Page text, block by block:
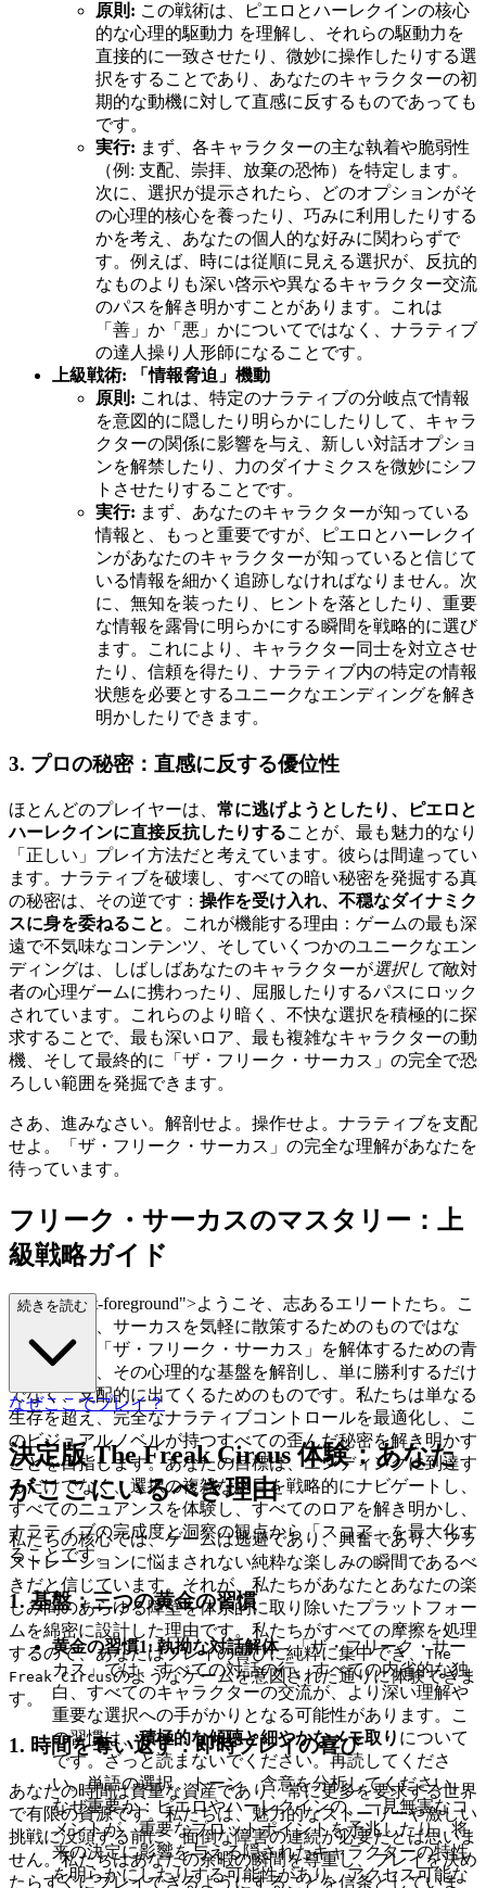
原則: この戦術は、ピエロとハーレクインの核心
的な心理的駆動力 を理解し、それらの駆動力を
直接的に一致させたり、微妙に操作したりする選
択をすることであり、あなたのキャラクターの初
期的な動機に対して直感に反するものであっても
です。
実行: まず、各キャラクターの主な執着や脆弱性
（例: 支配、崇拝、放棄の恐怖）を特定します。
次に、選択が提示されたら、どのオプションがそ
の心理的核心を養ったり、巧みに利用したりする
かを考え、あなたの個人的な好みに関わらずで
す。例えば、時には従順に見える選択が、反抗的
なものよりも深い啓示や異なるキャラクター交流
のパスを解き明かすことがあります。これは
「善」か「悪」かについてではなく、ナラティブ
の達人操り人形師になることです。
上級戦術: 「情報脅迫」機動
原則: これは、特定のナラティブの分岐点で情報
を意図的に隠したり明らかにしたりして、キャラ
クターの関係に影響を与え、新しい対話オプショ
ンを解禁したり、力のダイナミクスを微妙にシフ
トさせたりすることです。
実行: まず、あなたのキャラクターが知っている
情報と、もっと重要ですが、ピエロとハーレクイ
ンがあなたのキャラクターが知っていると信じて
いる情報を細かく追跡しなければなりません。次
に、無知を装ったり、ヒントを落としたり、重要
な情報を露骨に明らかにする瞬間を戦略的に選び
ます。これにより、キャラクター同士を対立させ
たり、信頼を得たり、ナラティブ内の特定の情報
状態を必要とするユニークなエンディングを解き
明かしたりできます。
3. プロの秘密：直感に反する優位性
ほとんどのプレイヤーは、 常に逃げようとしたり、ピエロと
ハーレクインに直接反抗したりすることが、最も魅力的なり
「正しい」プレイ方法だと考えています。彼らは間違ってい
ます。ナラティブを破壊し、すべての暗い秘密を発掘する真
の秘密は、その逆です： 操作を受け入れ、不穏なダイナミク
スに身を委ねること 。これが機能する理由：ゲームの最も深
遠で不気味なコンテンツ、そしていくつかのユニークなエン
ディングは、しばしばあなたのキャラクターが選択して敵対
者の心理ゲームに携わったり、屈服したりするパスにロック
されています。これらのより暗く、不快な選択を積極的に探
求することで、最も深いロア、最も複雑なキャラクターの動
機、そして最終的に「ザ・フリーク・サーカス」の完全で恐
ろしい範囲を発掘できます。
さあ、進みなさい。解剖せよ。操作せよ。ナラティブを支配
せよ。「ザ・フリーク・サーカス」の完全な理解があなたを
待っています。
フリーク・サーカスのマスタリー：上
級戦略ガイド
s="mb-4 text-foreground">ようこそ、志あるエリートたち。こ
のガイドは、サーカスを気軽に散策するためのものではな
い。これは「ザ・フリーク・サーカス」を解体するための青
写真であり、その心理的な基盤を解剖し、単に勝利するだけ
でなく、支配的に出てくるためのものです。私たちは単なる
生存を超え、完全なナラティブコントロールを最適化し、こ
のビジュアルノベルが持つすべての歪んだ秘密を解き明かす
ことを目指します。あなたの目標は、エンディングに到達す
るだけでなく、選択の複雑な網目を戦略的にナビゲートし、
すべてのニュアンスを体験し、すべてのロアを解き明かし、
ナラティブの完成度と洞察の観点から「スコア」を最大化す
ることです。
1. 基盤：三つの黄金の習慣
黄金の習慣1: 執拗な対話解体- 「ザ・フリーク・サー
カス」では、すべての対話の行、すべての内省的な独
白、すべてのキャラクターの交流が、より深い理解や
重要な選択への手がかりとなる可能性があります。こ
の習慣は、積極的な傾聴と細やかなメモ取り について
です。ざっと読まないでください。再読してくださ
い。単語の選択、トーン、含意を分析してください。
なぜ重要か：ピエロやハーレクインの、一見無害なコ
メントが、重要なプロットポイントを予兆したり、将
来の決定に影響を与える隠されたキャラクターの特性
を明らかにしたりする可能性があり、アクセス可能な
続きを読む
なぜここでプレイ？
決定版 The Freak Circus 体験：あなた
がここにいるべき理由
私たちの核心では、ゲームは逃避であり、興奮であり、フラ
ストレーションに悩まされない純粋な楽しみの瞬間であるべ
きだと信じています。それが、私たちがあなたとあなたの楽
しみ間のあらゆる障壁を体系的に取り除いたプラットフォー
ムを綿密に設計した理由です。私たちがすべての摩擦を処理
するので、あなたはプレイの喜びに純粋に集中でき、The
Freak Circusのようなゲームを意図された通りに体験できま
す。
1. 時間を奪い返す：即時プレイの喜び
あなたの時間は貴重な資産であり、常に更多を要求する世界
で有限の資源です。私たちは、魅力的なストーリーや激しい
挑戦に没頭する前に、面倒な障害の連続が必要だとは思いま
せん。私たちはあなたの余暇の瞬間を尊重し、プレイを決め
たらすぐにプレイできるようにすることを信条としていま